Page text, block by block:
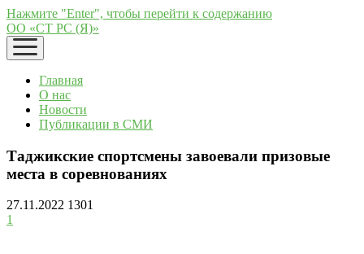
Нажмите "Enter", чтобы перейти к содержанию
ОО «СТ РС (Я)»
открыть
меню
Главная
О нас
Новости
Публикации в СМИ
Таджикские спортсмены завоевали призовые
места в соревнованиях
27.11.2022 1301
1